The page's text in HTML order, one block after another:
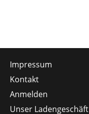
Impressum
Kontakt
Anmelden
Unser Ladengeschäft